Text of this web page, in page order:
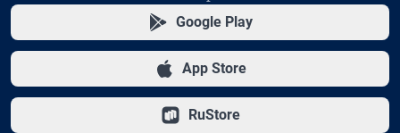
Google Play
App Store
RuStore